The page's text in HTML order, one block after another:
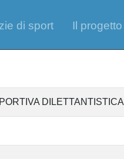
di sport Il progetto
DILETTANTISTICA